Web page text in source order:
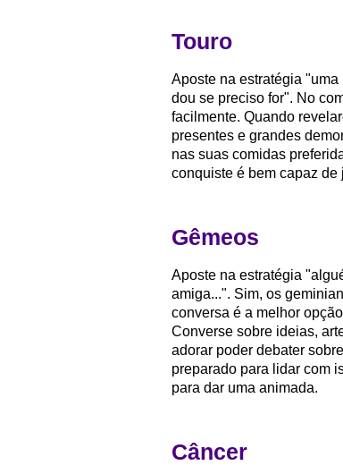
Touro
Aposte na estratégia
dou se preciso for". No
facilmente. Quando
presentes e grandes
nas suas comidas
conquiste é bem capaz
Gêmeos
Aposte na estratégia
amiga...". Sim, os
conversa é a melhor
Converse sobre ideias,
adorar poder debater
preparado para lidar com
para dar uma animada.
Câncer